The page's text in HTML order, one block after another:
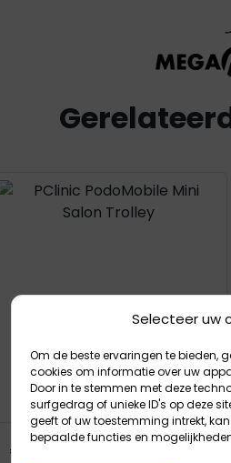
Selecteer uw
Om de beste ervaringen te bieden,
cookies om informatie over uw
Door in te stemmen met deze
surfgedrag of unieke ID's op deze
geeft of uw toestemming intrekt,
bepaalde functies en
openen
€